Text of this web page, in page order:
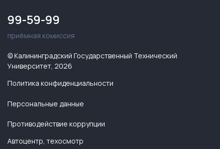
99-59-99
приёмная комиссия
© Калининградский Государственный Технический
Университет, 2026
Политика конфиденциальности
Персональные данные
Противодействие коррупции
Автоцентр, техосмотр